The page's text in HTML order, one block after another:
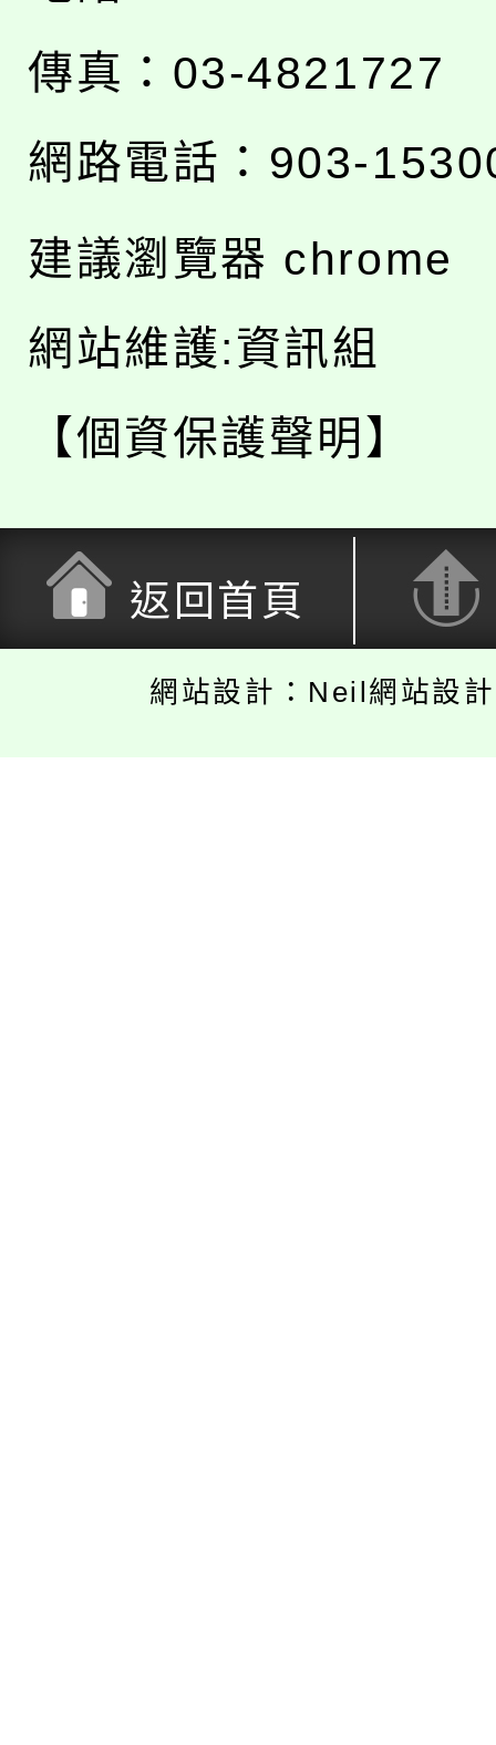
傳真：03-4821727
網路電話：903-
建議瀏覽器 chrome
網站維護:資訊組
【個資保護聲明】
返回首頁
網站設計：Neil網站設